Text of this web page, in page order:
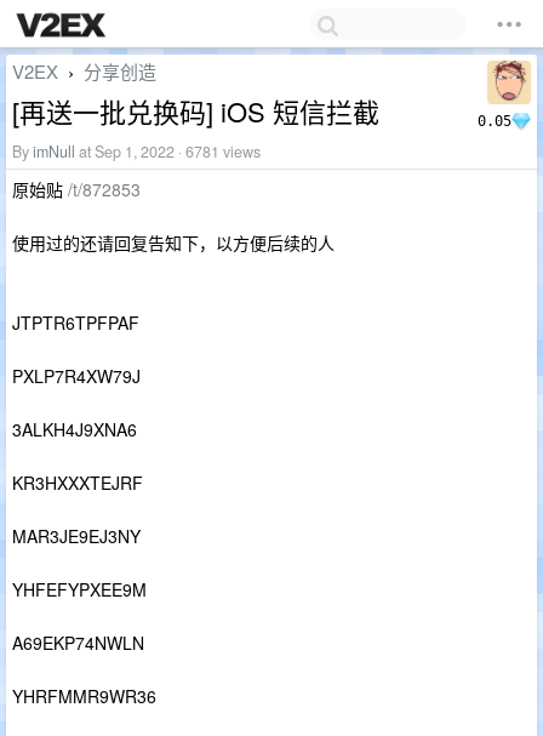
0.05
V2EX › 分享创造
[再送一批兑换码] iOS 短信拦截
ByimNull at Sep 1, 2022 · 6781 views
原始贴 /t/872853
使用过的还请回复告知下，以方便后续的人
JTPTR6TPFPAF
PXLP7R4XW79J
3ALKH4J9XNA6
KR3HXXXTEJRF
MAR3JE9EJ3NY
YHFEFYPXEE9M
A69EKP74NWLN
YHRFMMR9WR36